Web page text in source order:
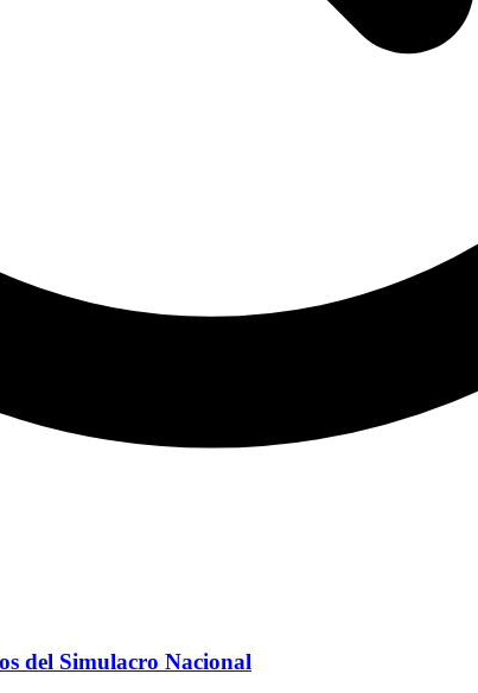
del Simulacro Nacional